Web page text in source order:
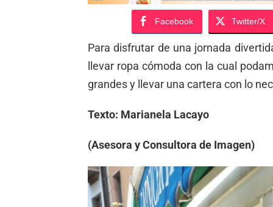
Facebook Twitter/X
Para disfrutar de una jornada
llevar ropa cómoda con la cual
grandes y llevar una cartera con lo
Texto: Marianela Lacayo
(Asesora y Consultora de Imagen)